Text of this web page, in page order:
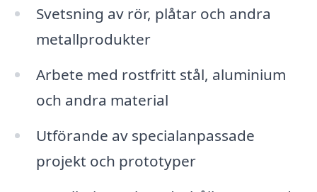
Svetsning av rör, plåtar och andra
metallprodukter
Arbete med rostfritt stål, aluminium
och andra material
Utförande av specialanpassade
projekt och prototyper